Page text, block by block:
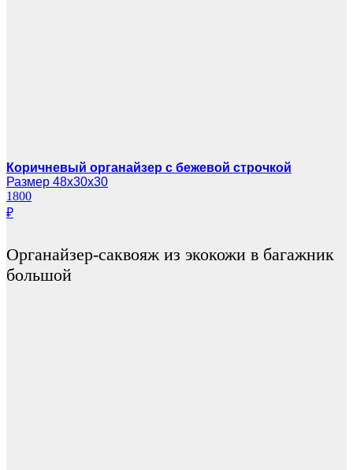
Коричневый органайзер с бежевой строчкой
Размер 48х30х30
1800
₽
Органайзер-саквояж из экокожи в багажник
большой